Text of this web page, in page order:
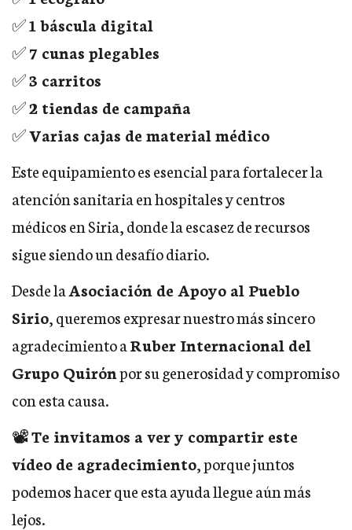
✅1 báscula digital
✅7 cunas plegables
✅3 carritos
✅2 tiendas de campaña
✅Varias cajas de material médico
Este equipamiento es esencial para fortalecer la
atención sanitaria en hospitales y centros
médicos en Siria, donde la escasez de recursos
sigue siendo un desafío diario.
Desde laAsociación de Apoyo al Pueblo
Sirio, queremos expresar nuestro más sincero
agradecimiento aRuber Internacional del
Grupo Quirónpor su generosidad y compromiso
con esta causa.
📽️Te invitamos a ver y compartir este
vídeo de agradecimiento, porque juntos
podemos hacer que esta ayuda llegue aún más
lejos.